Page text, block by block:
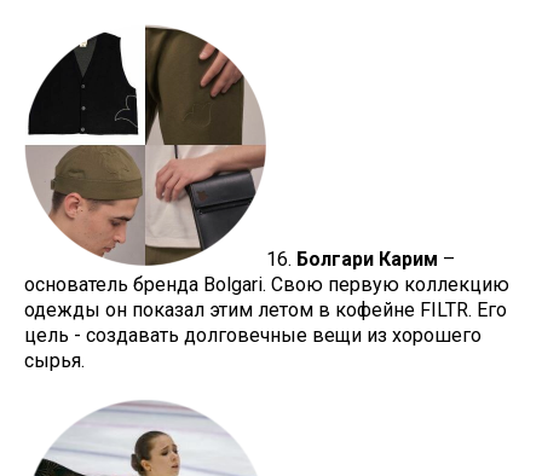
16. Болгари Карим –
основатель бренда Bolgari. Свою первую коллекцию
одежды он показал этим летом в кофейне FILTR. Его
цель - создавать долговечные вещи из хорошего
сырья.